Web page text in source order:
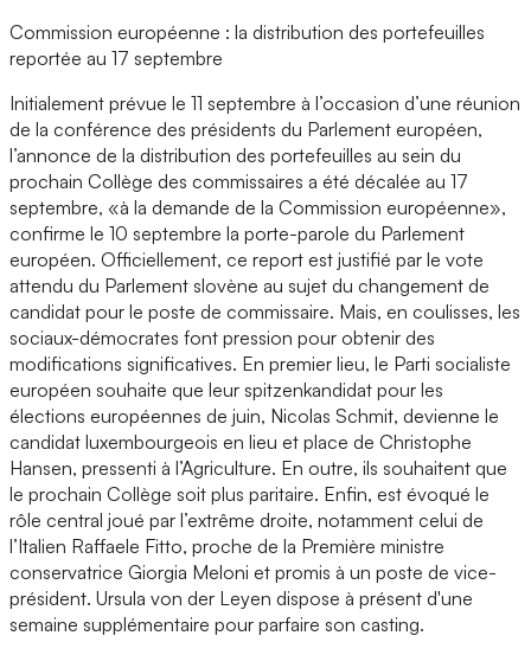
Commission européenne : la distribution des portefeuilles
reportée au 17 septembre
Initialement prévue le 11 septembre à l’occasion d’une réunion
de la conférence des présidents du Parlement européen,
l’annonce de la distribution des portefeuilles au sein du
prochain Collège des commissaires a été décalée au 17
septembre, «à la demande de la Commission européenne»,
confirme le 10 septembre la porte-parole du Parlement
européen. Officiellement, ce report est justifié par le vote
attendu du Parlement slovène au sujet du changement de
candidat pour le poste de commissaire. Mais, en coulisses, les
sociaux-démocrates font pression pour obtenir des
modifications significatives. En premier lieu, le Parti socialiste
européen souhaite que leur spitzenkandidat pour les
élections européennes de juin, Nicolas Schmit, devienne le
candidat luxembourgeois en lieu et place de Christophe
Hansen, pressenti à l’Agriculture. En outre, ils souhaitent que
le prochain Collège soit plus paritaire. Enfin, est évoqué le
rôle central joué par l’extrême droite, notamment celui de
l’Italien Raffaele Fitto, proche de la Première ministre
conservatrice Giorgia Meloni et promis à un poste de vice-
président. Ursula von der Leyen dispose à présent d'une
semaine supplémentaire pour parfaire son casting.